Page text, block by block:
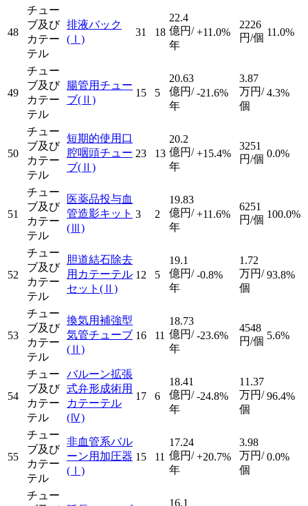
48
チュー
ブ及び
カテー
テル
排液バック
(Ⅰ)
31 18
22.4
億円/
年
+11.0%
2226
円/個 11.0%
49
チュー
ブ及び
カテー
テル
腸管用チュー
ブ(Ⅱ)
15 5
20.63
億円/
年
-21.6%
3.87
万円/
個
4.3%
50
チュー
ブ及び
カテー
テル
短期的使用口
腔咽頭チュー
ブ(Ⅱ)
23 13
20.2
億円/
年
+15.4%
3251
円/個 0.0%
51
チュー
ブ及び
カテー
テル
医薬品投与血
管造影キット
(Ⅲ)
3 2
19.83
億円/
年
+11.6%
6251
円/個 100.0%
52
チュー
ブ及び
カテー
テル
胆道結石除去
用カテーテル
セット (Ⅱ)
12 5
19.1
億円/
年
-0.8%
1.72
万円/
個
93.8%
53
チュー
ブ及び
カテー
テル
換気用補強型
気管チューブ
(Ⅱ)
16 11
18.73
億円/
年
-23.6%
4548
円/個 5.6%
54
チュー
ブ及び
カテー
テル
バルーン拡張
式弁形成術用
カテーテル
(Ⅳ)
17 6
18.41
億円/
年
-24.8%
11.37
万円/
個
96.4%
55
チュー
ブ及び
カテー
テル
非血管系バル
ーン用加圧器
(Ⅰ)
15 11
17.24
億円/
年
+20.7%
3.98
万円/
個
0.0%
チュー
16.1